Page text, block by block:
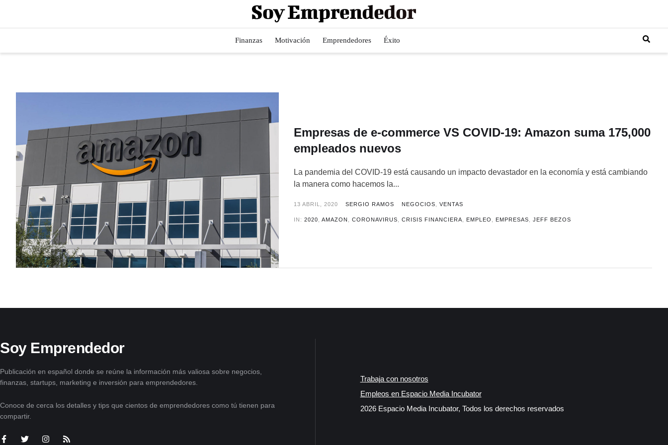
Finanzas Motivación Emprendedores Éxito
Empresas de e-commerce VS COVID-19: Amazon suma 175,000
empleados nuevos
La pandemia del COVID-19 está causando un impacto devastador en la economía y está cambiando
la manera como hacemos la...
13 ABRIL, 2020 SERGIO RAMOS NEGOCIOS ,VENTAS
IN:2020 ,AMAZON ,CORONAVIRUS ,CRISIS FINANCIERA EMPLEO EMPRESAS ,JEFF BEZOS
Soy Emprendedor
Publicación en español donde se reúne la información más valiosa sobre negocios,
finanzas, startups, marketing e inversión para emprendedores.
Conoce de cerca los detalles y tips que cientos de emprendedores como tú tienen para
compartir.
Trabaja con nosotros
Empleos en Espacio Media Incubator
2026 Espacio Media Incubator, Todos los derechos reservados